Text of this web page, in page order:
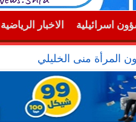
اسرائيلية الاخبار الرياضية
المرأة منى الخليلي